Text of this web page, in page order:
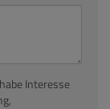
Interesse